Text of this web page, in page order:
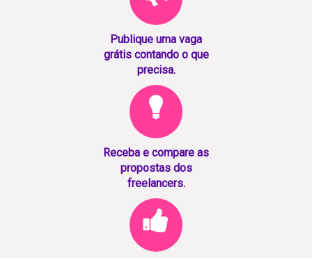
Publique uma vaga
grátis contando o que
precisa.
Receba e compare as
propostas dos
freelancers.